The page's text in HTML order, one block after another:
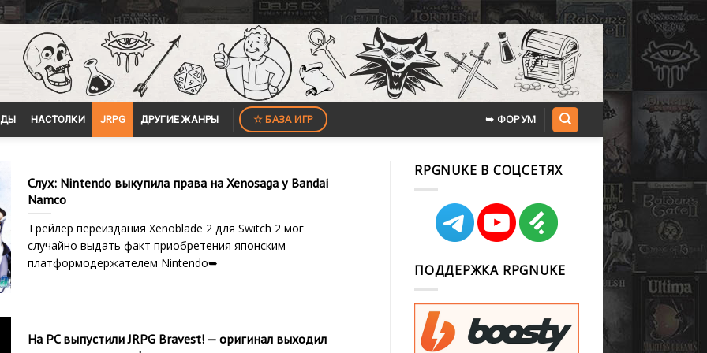
НАСТОЛКИ JRPG ДРУГИЕ ЖАНРЫ ☆ БАЗА ИГР ➥ ФОРУМ
Слух: Nintendo выкупила права на Xenosaga у Bandai
Namco
Трейлер переиздания Xenoblade 2 для Switch 2 мог
случайно выдать факт приобретения японским
платформодержателем Nintendo➥
На PC выпустили JRPG Bravest! — оригинал выходил
RPGNUKE В СОЦСЕТЯХ
ПОДДЕРЖКА RPGNUKE